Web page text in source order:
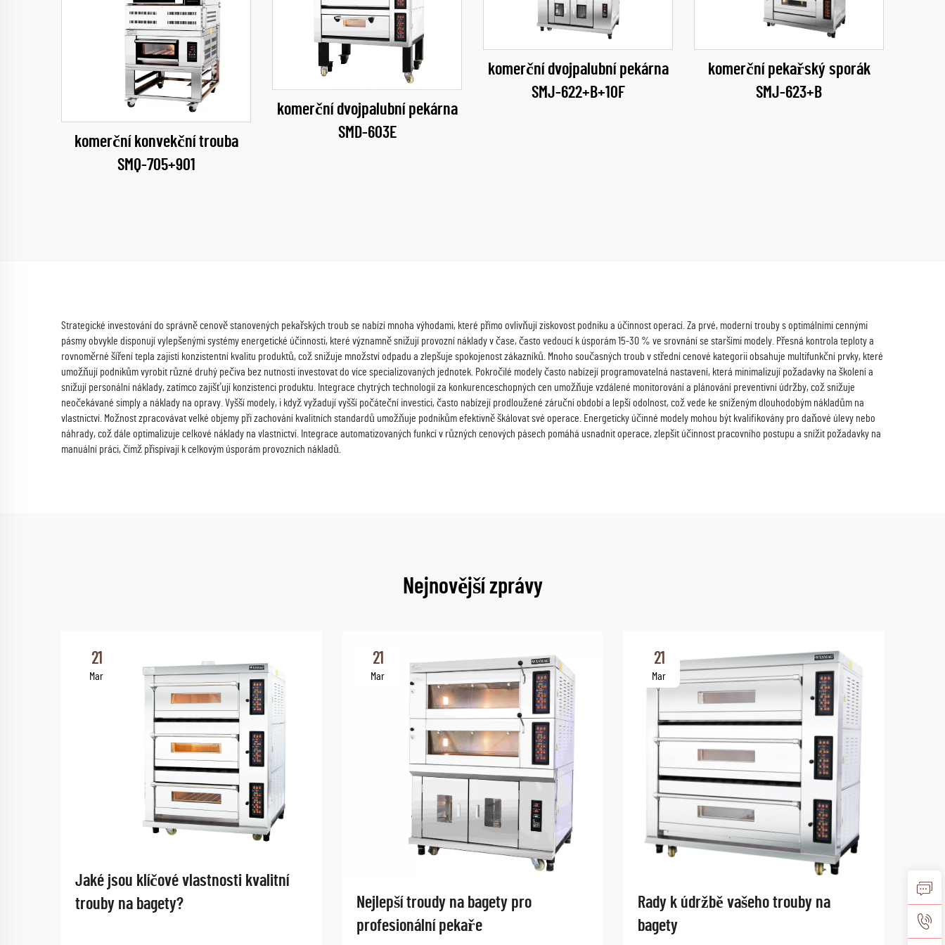
komerční konvekční trouba
SMQ-705+901
komerční dvojpalubní pekárna
SMD-603E
komerční dvojpalubní pekárna
SMJ-622+B+10F
komerční pekařský sporák
SMJ-623+B
Strategické investování do správně cenově stanovených pekařských troub se nabízí mnoha výhodami, které přímo ovlivňují ziskovost podniku a účinnost operací. Za prvé, moderní trouby s optimálními cennými
pásmy obvykle disponují vylepšenými systémy energetické účinnosti, které významně snižují provozní náklady v čase, často vedoucí k úsporám 15-30 % ve srovnání se staršími modely. Přesná kontrola teploty a
rovnoměrné šíření tepla zajistí konzistentní kvalitu produktů, což snižuje množství odpadu a zlepšuje spokojenost zákazníků. Mnoho současných troub v střední cenové kategorii obsahuje multifunkční prvky, které
umožňují podnikům vyrobit různé druhý pečiva bez nutnosti investovat do více specializovaných jednotek. Pokročilé modely často nabízejí programovatelná nastavení, která minimalizují požadavky na školení a
snižují personální náklady, zatímco zajišťují konzistenci produktu. Integrace chytrých technologií za konkurenceschopných cen umožňuje vzdálené monitorování a plánování preventivní údržby, což snižuje
neočekávané simply a náklady na opravy. Vyšší modely, i když vyžadují vyšší počáteční investici, často nabízejí prodloužené záruční období a lepší odolnost, což vede ke sníženým dlouhodobým nákladům na
vlastnictví. Možnost zpracovávat velké objemy při zachování kvalitních standardů umožňuje podnikům efektivně škálovat své operace. Energeticky účinné modely mohou být kvalifikovány pro daňové úlevy nebo
náhrady, což dále optimalizuje celkové náklady na vlastnictví. Integrace automatizovaných funkcí v různých cenových pásech pomáhá usnadnit operace, zlepšit účinnost pracovního postupu a snížit požadavky na
manuální práci, čímž přispívají k celkovým úsporám provozních nákladů.
Nejnovější zprávy
21
Mar
Jaké jsou klíčové vlastnosti kvalitní
trouby na bagety?
21
Mar
Nejlepší troudy na bagety pro
profesionální pekaře
21
Mar
Rady k údržbě vašeho trouby na
bagety
Jak
pro